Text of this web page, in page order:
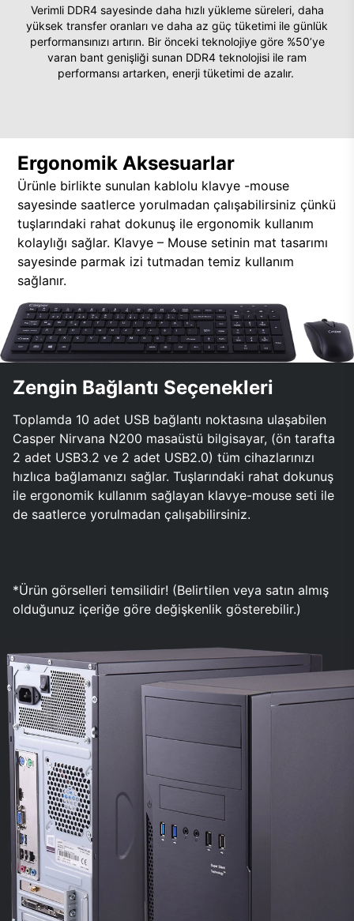
Verimli DDR4 sayesinde daha hızlı yükleme süreleri, daha
yüksek transfer oranları ve daha az güç tüketimi ile günlük
performansınızı artırın. Bir önceki teknolojiye göre %50’ye
varan bant genişliği sunan DDR4 teknolojisi ile ram
performansı artarken, enerji tüketimi de azalır.
Ergonomik Aksesuarlar
Ürünle birlikte sunulan kablolu klavye -mouse
sayesinde saatlerce yorulmadan çalışabilirsiniz çünkü
tuşlarındaki rahat dokunuş ile ergonomik kullanım
kolaylığı sağlar. Klavye – Mouse setinin mat tasarımı
sayesinde parmak izi tutmadan temiz kullanım
sağlanır.
Zengin Bağlantı Seçenekleri
Toplamda 10 adet USB bağlantı noktasına ulaşabilen
Casper Nirvana N200 masaüstü bilgisayar, (ön tarafta
2 adet USB3.2 ve 2 adet USB2.0) tüm cihazlarınızı
hızlıca bağlamanızı sağlar. Tuşlarındaki rahat dokunuş
ile ergonomik kullanım sağlayan klavye-mouse seti ile
de saatlerce yorulmadan çalışabilirsiniz.
*Ürün görselleri temsilidir! (Belirtilen veya satın almış
olduğunuz içeriğe göre değişkenlik gösterebilir.)